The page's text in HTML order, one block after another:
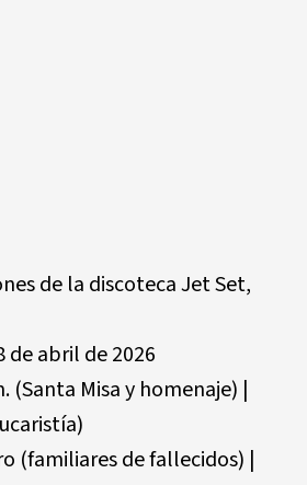
de la discoteca Jet Set,
de abril de 2026
(Santa Misa y homenaje) |
(familiares de fallecidos) |